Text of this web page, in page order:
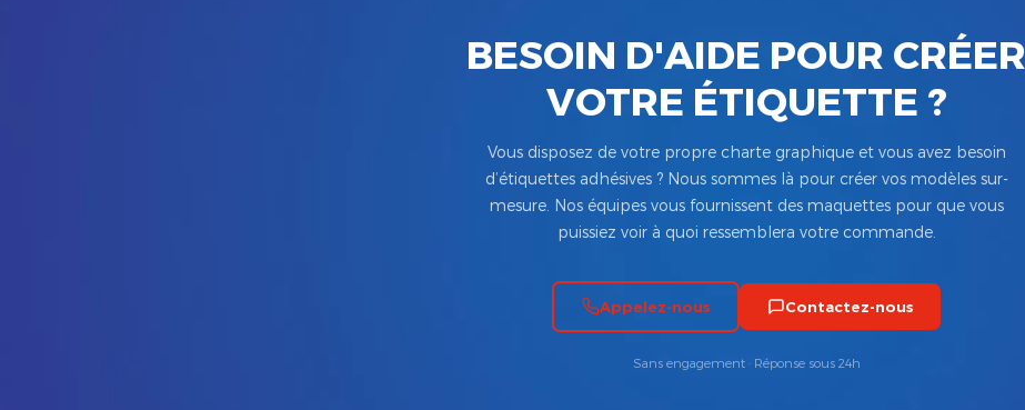
BESOIN D'AIDE POUR CRÉER
VOTRE ÉTIQUETTE ?
Vous disposez de votre propre charte graphique et vous avez besoin
d’étiquettes adhésives ? Nous sommes là pour créer vos modèles sur-
mesure. Nos équipes vous fournissent des maquettes pour que vous
puissiez voir à quoi ressemblera votre commande.
Appelez-nous Contactez-nous
Sans engagement · Réponse sous 24h